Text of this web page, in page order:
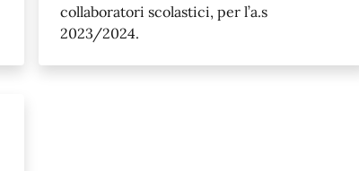
collaboratori scolastici, per l’a.s
2023/2024.